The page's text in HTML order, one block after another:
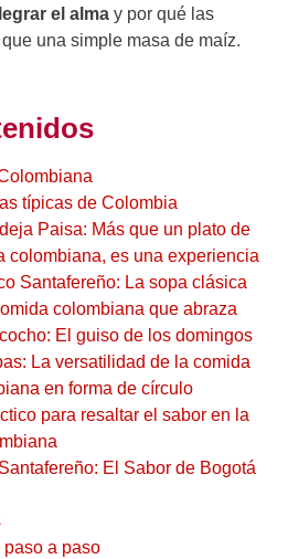
el alma y por qué las
una simple masa de maíz.
típicas de Colombia
Paisa: Más que un plato de
colombiana, es una experiencia
Santafereño: La sopa clásica
colombiana que abraza
El guiso de los domingos
La versatilidad de la comida
en forma de círculo
para resaltar el sabor en la
El Sabor de Bogotá
paso a paso